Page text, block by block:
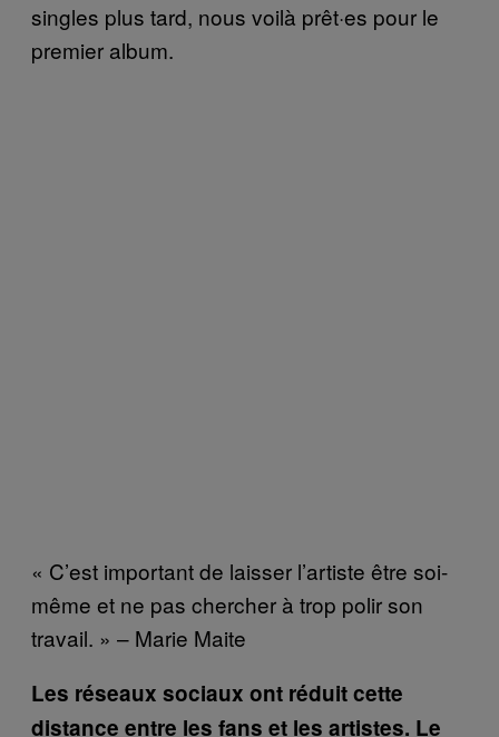
singles plus tard, nous voilà prêt·es pour le
premier album.
« C’est important de laisser l’artiste être soi-
même et ne pas chercher à trop polir son
travail. » – Marie Maite
Les réseaux sociaux ont réduit cette
distance entre les fans et les artistes. Le